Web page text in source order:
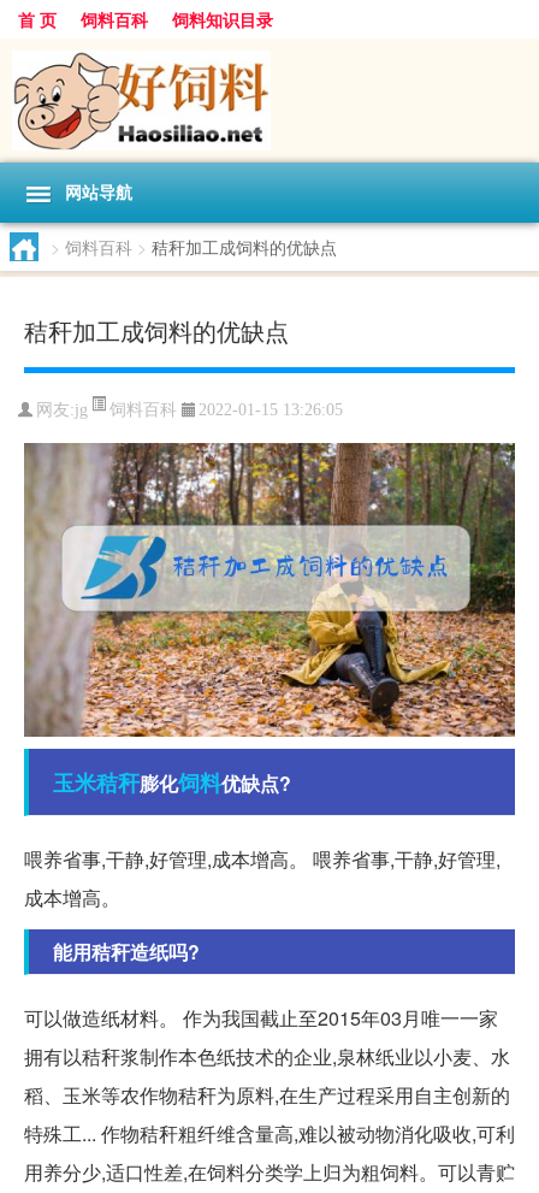
首 页 饲料百科 饲料知识目录
网站导航
> 饲料百科 > 秸秆加工成饲料的优缺点
秸秆加工成饲料的优缺点
网友:jg 饲料百科 2022-01-15 13:26:05
玉米秸秆膨化饲料优缺点?
喂养省事,干静,好管理,成本增高。 喂养省事,干静,好管理,
成本增高。
能用秸秆造纸吗?
可以做造纸材料。 作为我国截止至2015年03月唯一一家
拥有以秸秆浆制作本色纸技术的企业,泉林纸业以小麦、水
稻、玉米等农作物秸秆为原料,在生产过程采用自主创新的
特殊工... 作物秸秆粗纤维含量高,难以被动物消化吸收,可利
用养分少,适口性差,在饲料分类学上归为粗饲料。可以青贮